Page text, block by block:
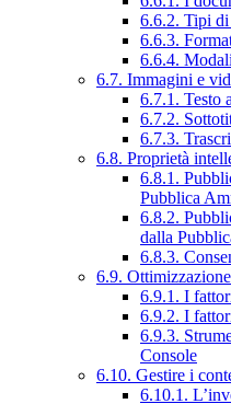
6.6.2. Tipi
6.6.3.
6.6.4.
6.7. Immagini e
6.7.1. Testo
6.7.2.
6.7.3.
6.8. Proprietà
6.8.1.
Pubblica
6.8.2.
dalla
6.8.3.
6.9.
6.9.1. I
6.9.2. I
6.9.3.
Console
6.10. Gestire i
6.10.1.